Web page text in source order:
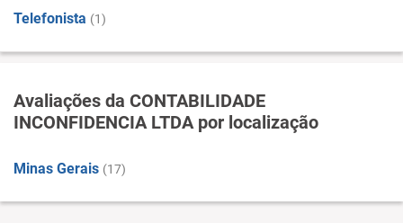
Telefonista (1)
Avaliações da CONTABILIDADE
INCONFIDENCIA LTDA por localização
Minas Gerais (17)